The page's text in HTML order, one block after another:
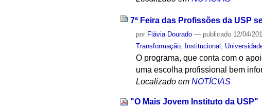
7ª Feira das Profissões da USP
por Flávia Dourado — publicado 12/04/
Transformação, Institucional ,
O programa, que conta com o
uma escolha profissional bem
Localizado em NOTÍCIAS
"O Mais Jovem Instituto da USP"